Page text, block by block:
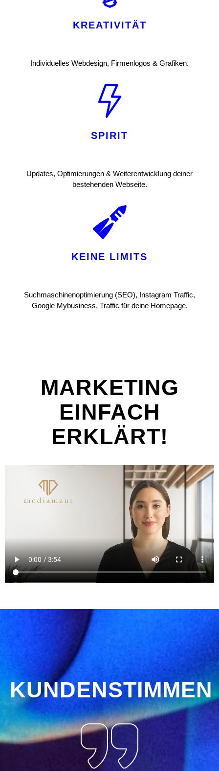
KREATIVITÄT
Individuelles Webdesign, Firmenlogos & Grafiken.
SPIRIT
Updates, Optimierungen & Weiterentwicklung deiner
bestehenden Webseite.
KEINE LIMITS
Suchmaschinenoptimierung (SEO), Instagram Traffic,
Google Mybusiness, Traffic für deine Homepage.
MARKETING
EINFACH
ERKLÄRT!
KUNDENSTIMMEN